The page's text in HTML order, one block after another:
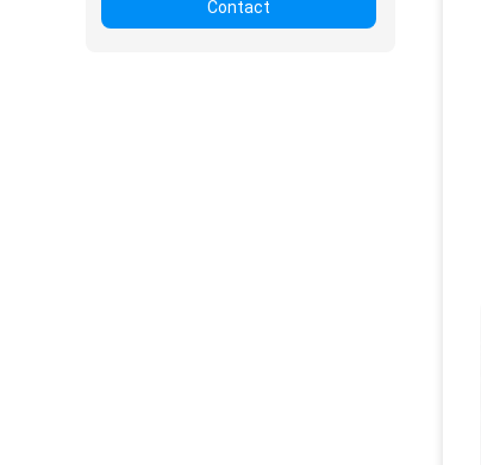
Contact